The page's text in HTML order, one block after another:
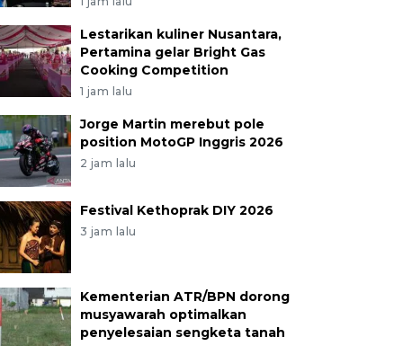
Lestarikan kuliner Nusantara,
Pertamina gelar Bright Gas
Cooking Competition
1 jam lalu
Jorge Martin merebut pole
position MotoGP Inggris 2026
2 jam lalu
Festival Kethoprak DIY 2026
3 jam lalu
Kementerian ATR/BPN dorong
musyawarah optimalkan
penyelesaian sengketa tanah